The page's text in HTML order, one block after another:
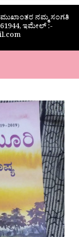
ನಮ್ಮ ಸಂಗತಿ
ಇಮೇಲ್ :-